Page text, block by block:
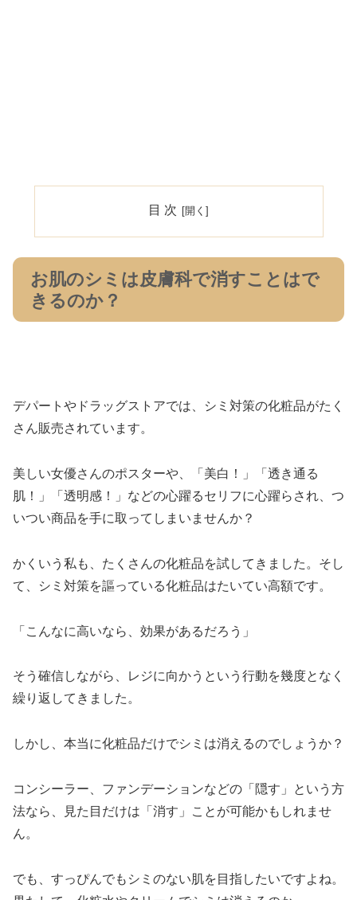
目 次
お肌のシミは皮膚科で消すことはで
きるのか？
デパートやドラッグストアでは、シミ対策の化粧品がたく
さん販売されています。
美しい女優さんのポスターや、「美白！」「透き通る
肌！」「透明感！」などの心躍るセリフに心躍らされ、つ
いつい商品を手に取ってしまいませんか？
かくいう私も、たくさんの化粧品を試してきました。そし
て、シミ対策を謳っている化粧品はたいてい高額です。
「こんなに高いなら、効果があるだろう」
そう確信しながら、レジに向かうという行動を幾度となく
繰り返してきました。
しかし、本当に化粧品だけでシミは消えるのでしょうか？
コンシーラー、ファンデーションなどの「隠す」という方
法なら、見た目だけは「消す」ことが可能かもしれませ
ん。
でも、すっぴんでもシミのない肌を目指したいですよね。